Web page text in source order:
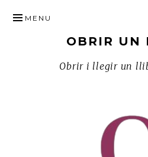
TO
CONTENTOBRIR UN
Obrir i llegir un
MENU